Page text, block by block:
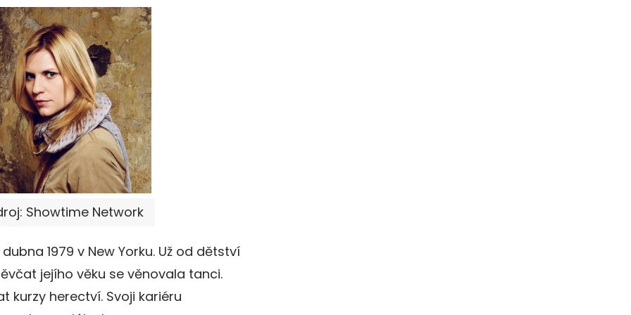
Showtime Network
1979 v New Yorku. Už od dětství
jejího věku se věnovala tanci.
kurzy herectví. Svoji kariéru